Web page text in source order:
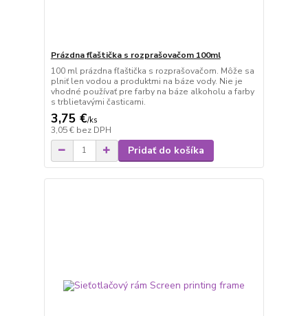
Prázdna fľaštička s rozprašovačom 100ml
100 ml prázdna fľaštička s rozprašovačom. Môže sa
plniť len vodou a produktmi na báze vody. Nie je
vhodné používať pre farby na báze alkoholu a farby
s trblietavými časticami.
3,75 €/ks
3,05 € bez DPH
Pridať do košíka